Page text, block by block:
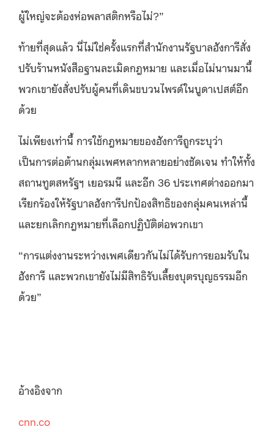
ผู้ใหญ่จะต้องห่อพลาสติกหรือไม่?”
ท้ายที่สุดแล้ว นี่ไม่ใช่ครั้งแรกที่สำนักงานรัฐบาลฮังการีสั่ง
ปรับร้านหนังสือฐานละเมิดกฎหมาย และเมื่อไม่นานมานี้
พวกเขายังสั่งปรับผู้คนที่เดินขบวนไพรด์ในบูดาเปสต์อีก
ด้วย
ไม่เพียงเท่านี้ การใช้กฎหมายของฮังการีถูกระบุว่า
เป็นการต่อต้านกลุ่มเพศหลากหลายอย่างชัดเจน ทำให้ทั้ง
สถานทูตสหรัฐฯ เยอรมนี และอีก 36 ประเทศต่างออกมา
เรียกร้องให้รัฐบาลฮังการีปกป้องสิทธิของกลุ่มคนเหล่านี้
และยกเลิกกฎหมายที่เลือกปฏิบัติต่อพวกเขา
“การแต่งงานระหว่างเพศเดียวกันไม่ได้รับการยอมรับใน
ฮังการี และพวกเขายังไม่มีสิทธิรับเลี้ยงบุตรบุญธรรมอีก
ด้วย”
อ้างอิงจาก
cnn.co